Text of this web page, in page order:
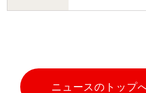
ニュースのトップ